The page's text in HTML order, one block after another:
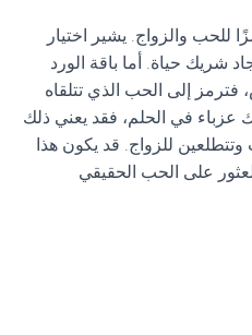
والزواج. يشير اختيار
شريك حياة. أما باقة الورد
فترمز إلى الحب الذي تتلقاه
في الحلم، فقد يعني ذلك
للزواج. قد يكون هذا
على الحب الحقيقي